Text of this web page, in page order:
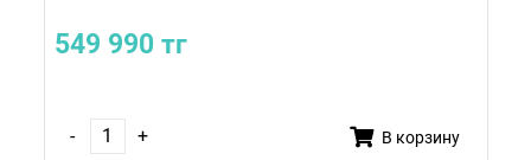
549 990 тг
- + В корзину